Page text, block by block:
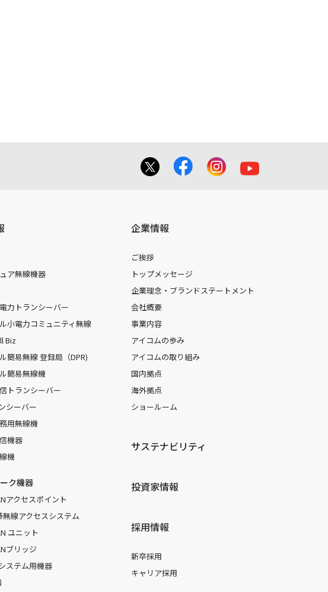
トに掲載されている取扱説明書の内容は、お手持ち
説明書の内容とは異なる場合がございますのでご了
ア無線機器
力トランシーバー
小電力コミュニティ無線
Biz
簡易無線 登録局（DPR)
簡易無線機
トランシーバー
シーバー
用無線機
機器
機
ク機器
アクセスポイント
無線アクセスシステム
ユニット
ブリッジ
ステム用機器
企業情報
ご挨拶
トップメッセージ
企業理念・ブランドステートメント
会社概要
事業内容
アイコムの歩み
アイコムの取り組み
国内拠点
海外拠点
ショールーム
サステナビリティ
投資家情報
採用情報
新卒採用
キャリア採用